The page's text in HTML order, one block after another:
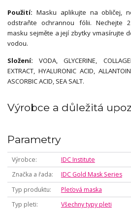
Použití: Masku aplikujte na obličej,
odstraňte ochrannou fólii. Nechejte
masku sejměte a její zbytky vmasírujte
vodou.
Složení:VODA, GLYCERINE,
EXTRACT, HYALURONIC ACID,
ASCORBIC ACID, SEA SALT.
Výrobce a důležitá
Parametry
Výrobce
IDC Institute
Značka a řada
IDC Gold Mask Series
Typ produktu
Pleťová maska
Typ pleti
Všechny typy pleti